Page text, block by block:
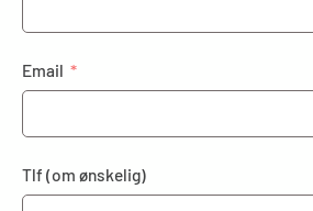
Email
Tlf (om ønskelig)